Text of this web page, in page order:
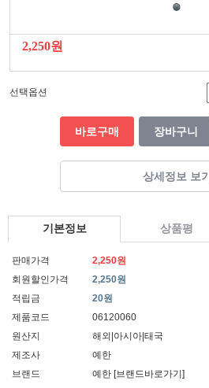
2,250원
선택옵션
바로구매 장바구니
상세정보 보기
기본정보 상품평
판매가격
2,250원
회원할인가격
2,250원
적립금
20원
제품코드
06120060
원산지
해외|아시아|태국
제조사
예한
브랜드
예한 [브랜드바로가기]